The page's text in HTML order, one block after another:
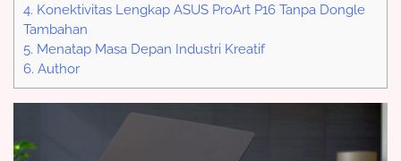
4. Konektivitas Lengkap ASUS ProArt P16 Tanpa Dongle
Tambahan
5. Menatap Masa Depan Industri Kreatif
6. Author